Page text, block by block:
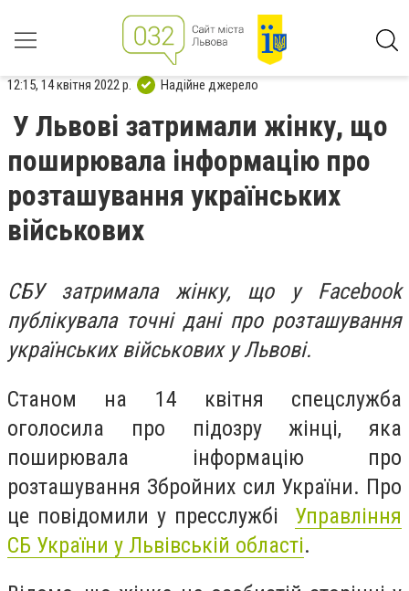
12:15, 14 квітня 2022 р. Надійне джерело
У Львові затримали жінку, що
поширювала інформацію про
розташування українських
військових
СБУ затримала жінку, що у Facebook
публікувала точні дані про розташування
українських військових у Львові.
Станом на 14 квітня спецслужба
оголосила про підозру жінці, яка
поширювала інформацію про
розташування Збройних сил України. Про
це повідомили у пресслужбі Управління
СБ України у Львівській області.